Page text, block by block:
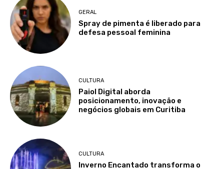
GERAL
Spray de pimenta é liberado para
defesa pessoal feminina
CULTURA
Paiol Digital aborda
posicionamento, inovação e
negócios globais em Curitiba
CULTURA
Inverno Encantado transforma o